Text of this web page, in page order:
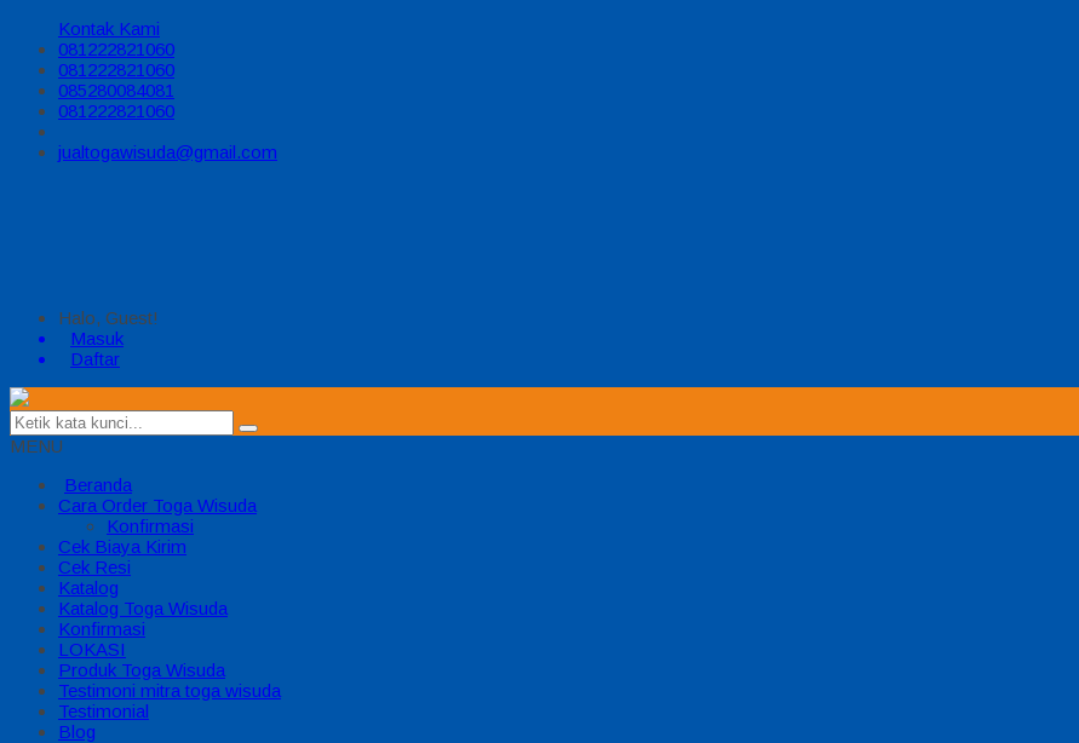
Kontak Kami
081222821060
081222821060
085280084081
081222821060
jualtogawisuda@gmail.com
Halo, Guest!
Masuk
Daftar
MENU
Beranda
Cara Order Toga Wisuda
Konfirmasi
Cek Biaya Kirim
Cek Resi
Katalog
Katalog Toga Wisuda
Konfirmasi
LOKASI
Produk Toga Wisuda
Testimoni mitra toga wisuda
Testimonial
Blog